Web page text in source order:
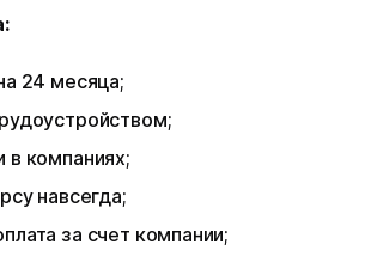
24 месяца;
в компаниях;
навсегда;
за счет компании;